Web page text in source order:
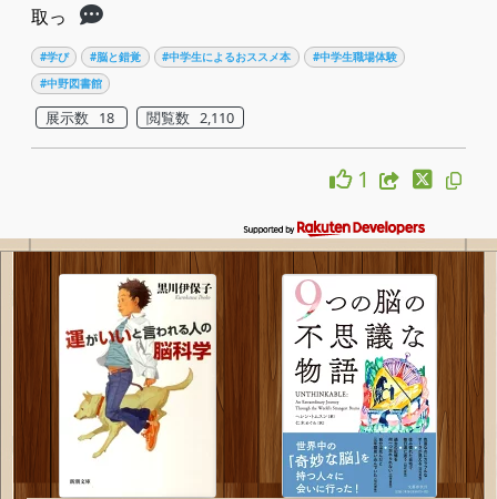
取っ
#学び #脳と錯覚 #中学生によるおススメ本
#中学生職場体験
#中野図書館
展示数 18 閲覧数 2,110
1